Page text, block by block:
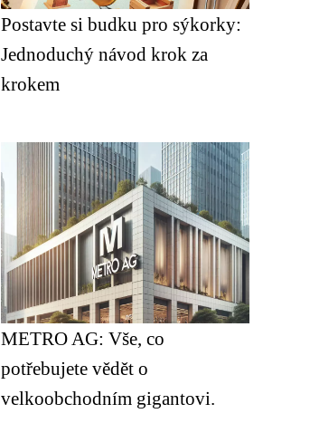
Postavte si budku pro sýkorky:
Jednoduchý návod krok za
krokem
METRO AG: Vše, co
potřebujete vědět o
velkoobchodním gigantovi.